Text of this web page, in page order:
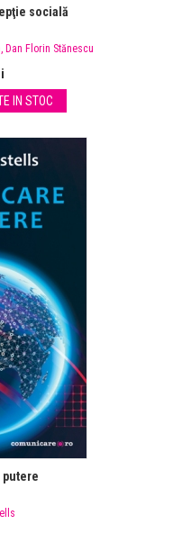
socială
, Dan Florin Stănescu
IN STOC
putere